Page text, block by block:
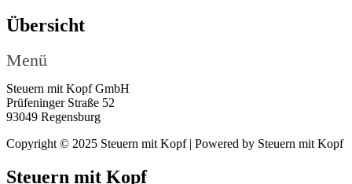
Übersicht
Menü
Steuern mit Kopf GmbH
Prüfeninger Straße 52
93049 Regensburg
Copyright © 2025 Steuern mit Kopf | Powered by Steuern mit Kopf
Steuern mit Kopf